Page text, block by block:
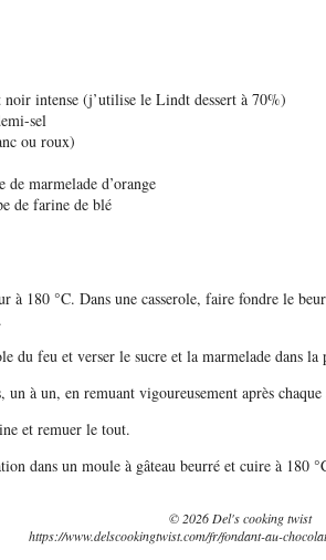
intense (j’utilise le Lindt dessert à 70%)
sel
ou roux)
de marmelade d’orange
de farine de blé
à 180 °C. Dans une casserole, faire fondre le
du feu et verser le sucre et la marmelade dans la
un à un, en remuant vigoureusement après
et remuer le tout.
dans un moule à gâteau beurré et cuire à 180
© 2026 Del's cooking twist
https://www.delscookingtwist.com/fr/fondant-au-